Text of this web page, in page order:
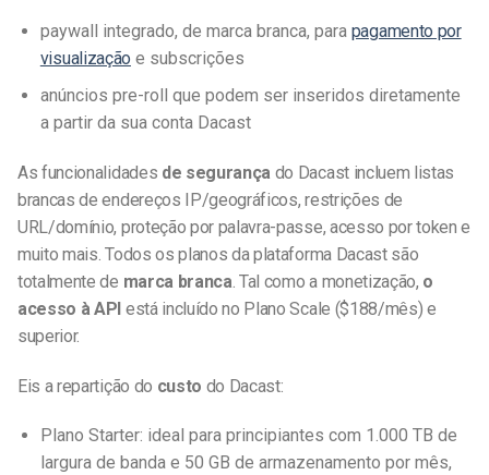
paywall integrado, de marca branca, para pagamento por
visualização e subscrições
anúncios pre-roll que podem ser inseridos diretamente
a partir da sua conta Dacast
As funcionalidades de segurança do Dacast incluem listas
brancas de endereços IP/geográficos, restrições de
URL/domínio, proteção por palavra-passe, acesso por token e
muito mais. Todos os planos da plataforma Dacast são
totalmente de marca branca. Tal como a monetização, o
acesso à API está incluído no Plano Scale ($188/mês) e
superior.
Eis a repartição do custo do Dacast:
Plano Starter: ideal para principiantes com 1.000 TB de
largura de banda e 50 GB de armazenamento por mês,